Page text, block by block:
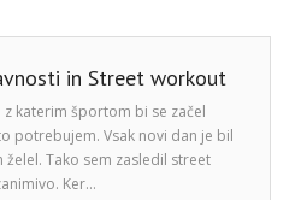
in Street workout
katerim športom bi se začel
potrebujem. Vsak novi dan je bil
želel. Tako sem zasledil street
Ker…